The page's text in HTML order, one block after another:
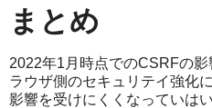
まとめ
2022年1月時点でのCSRFの
ラウザ側のセキュリテイ強化
影響を受けにくくなっていは